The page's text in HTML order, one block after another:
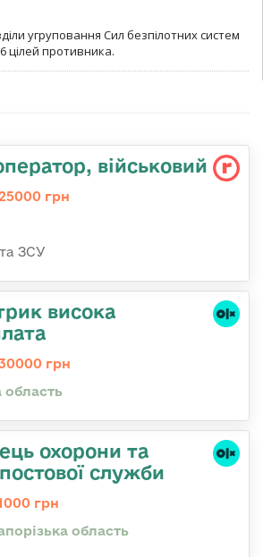
угруповання Сил безпілотних систем
цілей противника.
військовий
грн
ЗСУ
висока
грн
область
охорони та
служби
грн
область